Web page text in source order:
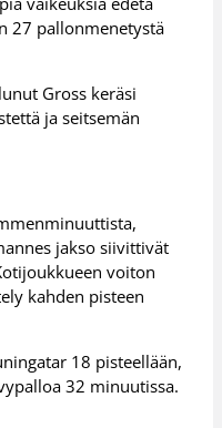
27 pallonmenetystä
Gross keräsi
ja seitsemän
jakso siivittivät
voiton
kahden pisteen
18 pisteellään,
32 minuutissa.